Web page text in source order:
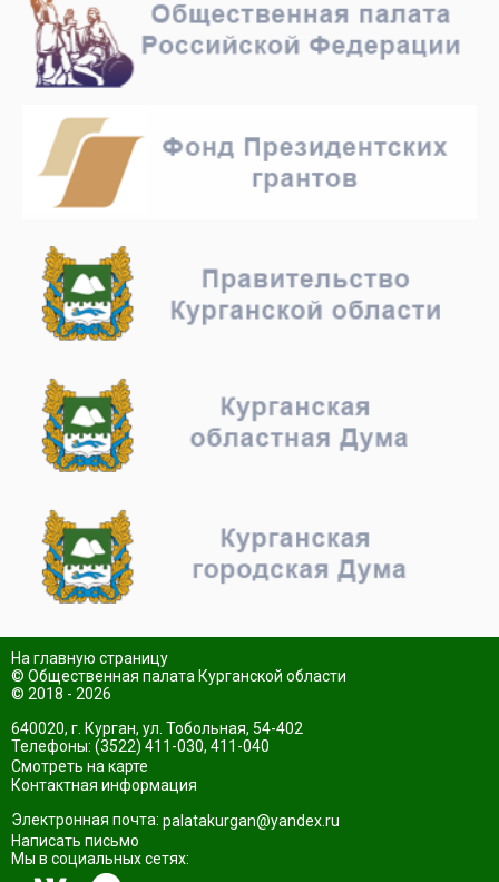
На главную страницу
© Общественная палата Курганской области
© 2018 - 2026
640020, г. Курган, ул. Тобольная, 54-402
Телефоны: (3522) 411-030, 411-040
Смотреть на карте
Контактная информация
Электронная почта: palatakurgan@yandex.ru
Написать письмо
Мы в социальных сетях: